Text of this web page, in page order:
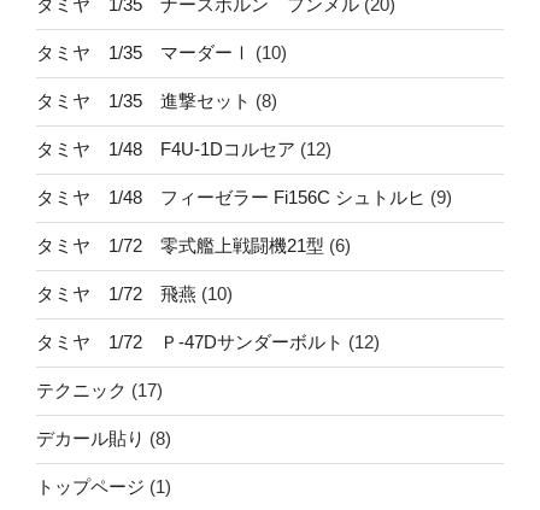
タミヤ 1/35 ナースホルン フンメル (20)
タミヤ 1/35 マーダーⅠ (10)
タミヤ 1/35 進撃セット (8)
タミヤ 1/48 F4U-1Dコルセア (12)
タミヤ 1/48 フィーゼラー Fi156C シュトルヒ (9)
タミヤ 1/72 零式艦上戦闘機21型 (6)
タミヤ 1/72 飛燕 (10)
タミヤ 1/72 Ｐ-47Dサンダーボルト (12)
テクニック (17)
デカール貼り (8)
トップページ (1)